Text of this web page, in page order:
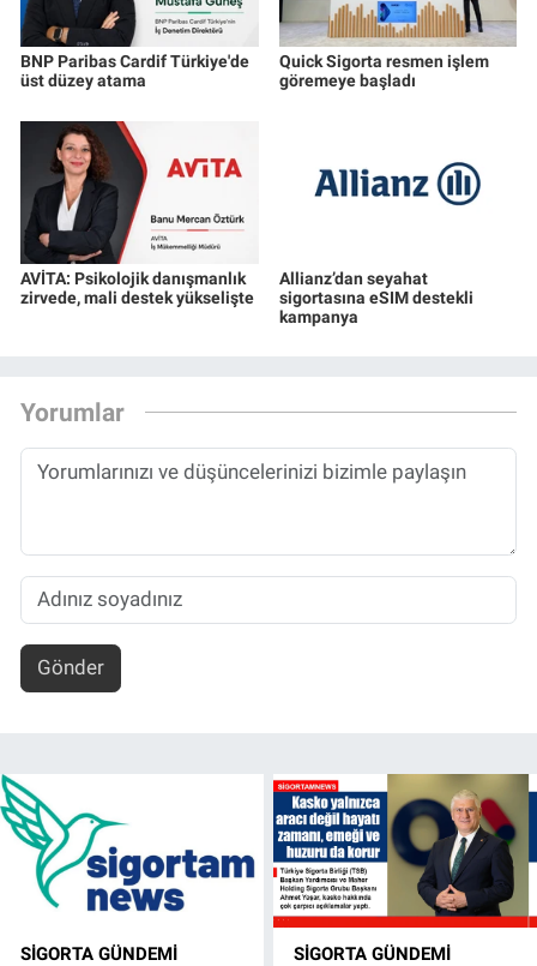
BNP Paribas Cardif Türkiye'de
üst düzey atama
Quick Sigorta resmen işlem
göremeye başladı
AVİTA: Psikolojik danışmanlık
zirvede, mali destek yükselişte
Allianz’dan seyahat
sigortasına eSIM destekli
kampanya
Yorumlar
Gönder
SIGORTA GÜNDEMI SIGORTA GÜNDEMI